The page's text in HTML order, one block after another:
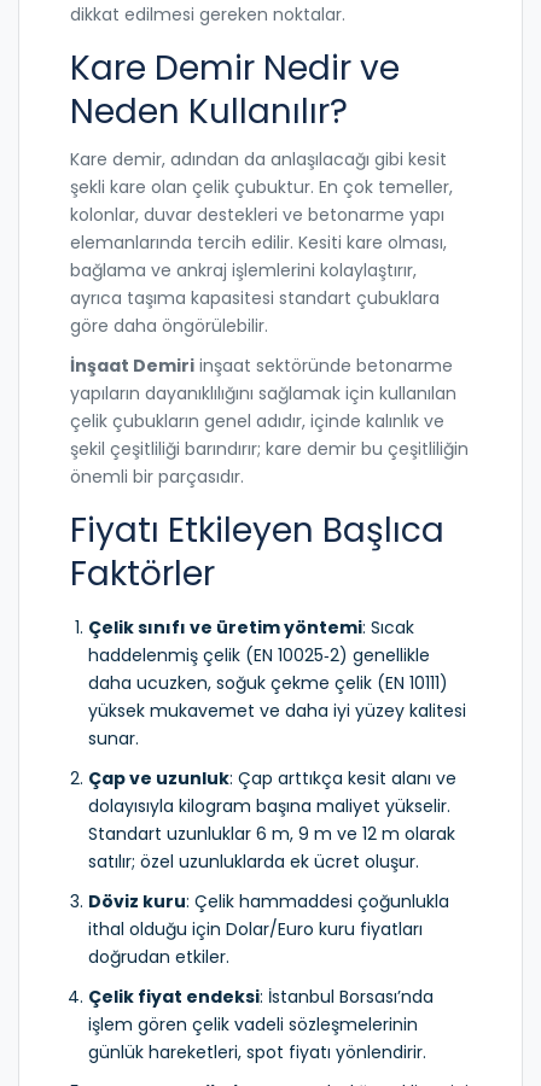
dikkat edilmesi gereken noktalar.
Kare Demir Nedir ve
Neden Kullanılır?
Kare demir, adından da anlaşılacağı gibi kesit
şekli kare olan çelik çubuktur. En çok temeller,
kolonlar, duvar destekleri ve betonarme yapı
elemanlarında tercih edilir. Kesiti kare olması,
bağlama ve ankraj işlemlerini kolaylaştırır,
ayrıca taşıma kapasitesi standart çubuklara
göre daha öngörülebilir.
İnşaat Demiri inşaat sektöründe betonarme
yapıların dayanıklılığını sağlamak için kullanılan
çelik çubukların genel adıdır, içinde kalınlık ve
şekil çeşitliliği barındırır; kare demir bu çeşitliliğin
önemli bir parçasıdır.
Fiyatı Etkileyen Başlıca
Faktörler
Çelik sınıfı ve üretim yöntemi: Sıcak
haddelenmiş çelik (EN 10025‑2) genellikle
daha ucuzken, soğuk çekme çelik (EN 10111)
yüksek mukavemet ve daha iyi yüzey kalitesi
sunar.
Çap ve uzunluk: Çap arttıkça kesit alanı ve
dolayısıyla kilogram başına maliyet yükselir.
Standart uzunluklar 6 m, 9 m ve 12 m olarak
satılır; özel uzunluklarda ek ücret oluşur.
Döviz kuru: Çelik hammaddesi çoğunlukla
ithal olduğu için Dolar/Euro kuru fiyatları
doğrudan etkiler.
Çelik fiyat endeksi: İstanbul Borsası’nda
işlem gören çelik vadeli sözleşmelerinin
günlük hareketleri, spot fiyatı yönlendirir.